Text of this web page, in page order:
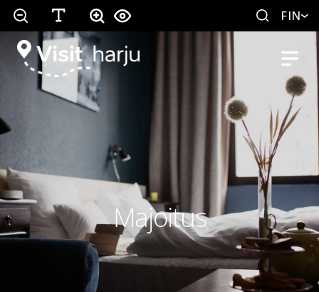
FIN
Majoitus